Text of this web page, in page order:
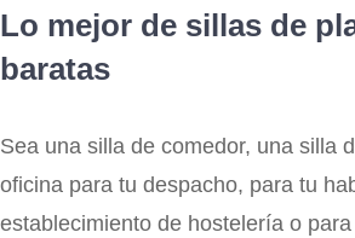
Lo mejor de sillas de
baratas
Sea una silla de comedor, una silla
oficina para tu despacho, para tu
establecimiento de hostelería o